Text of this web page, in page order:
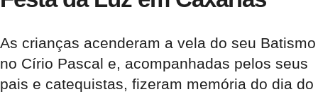
As crianças acenderam a vela do seu Batismo
no Círio Pascal e, acompanhadas pelos seus
pais e catequistas, fizeram memória do dia do